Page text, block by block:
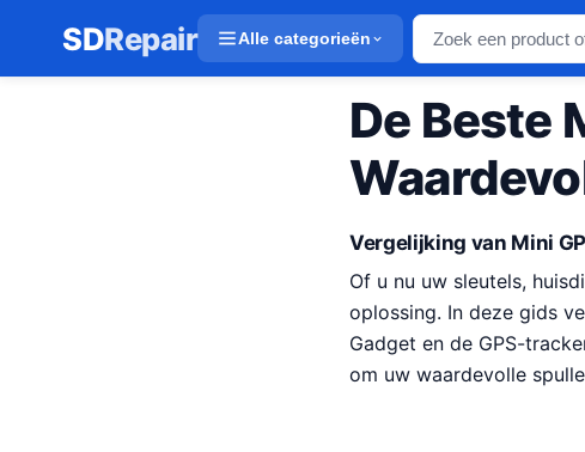
SDRepair Alle categorieën
De Beste
Vergelijking van Mini
Of u nu uw sleutels,
oplossing. In deze gids
Gadget en de GPS-
om uw waardevolle